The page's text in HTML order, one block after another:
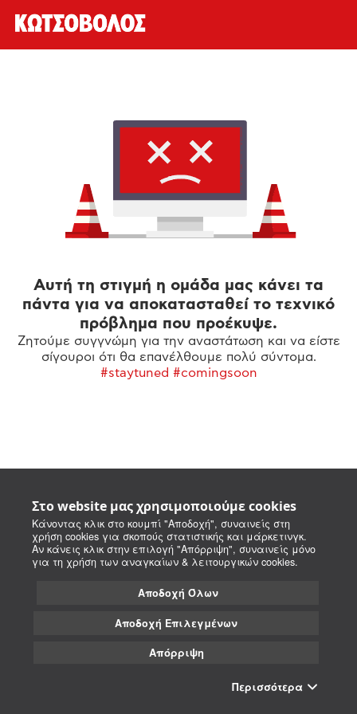
Στο website μας χρησιμοποιούμε cookies
Κάνοντας κλικ στο κουμπί "Αποδοχή", συναινείς στη
χρήση cookies για σκοπούς στατιστικής και μάρκετινγκ.
Αν κάνεις κλικ στην επιλογή "Απόρριψη", συναινείς μόνο
για τη χρήση των αναγκαίων & λειτουργικών cookies.
Αποδοχή Όλων
Αποδοχή Επιλεγμένων
Απόρριψη
Περισσότερα
Αυτή τη στιγμή η ομάδα μας κάνει τα
πάντα για να αποκατασταθεί το τεχνικό
πρόβλημα που προέκυψε.
Ζητούμε συγγνώμη για την αναστάτωση και να είστε
σίγουροι ότι θα επανέλθουμε πολύ σύντομα.
#staytuned #comingsoon